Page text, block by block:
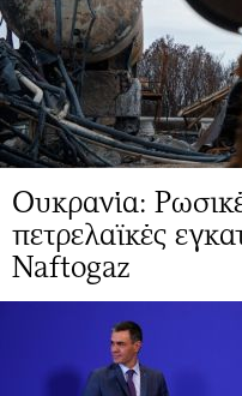
Ουκρανία:
πετρελαϊκές
Naftogaz